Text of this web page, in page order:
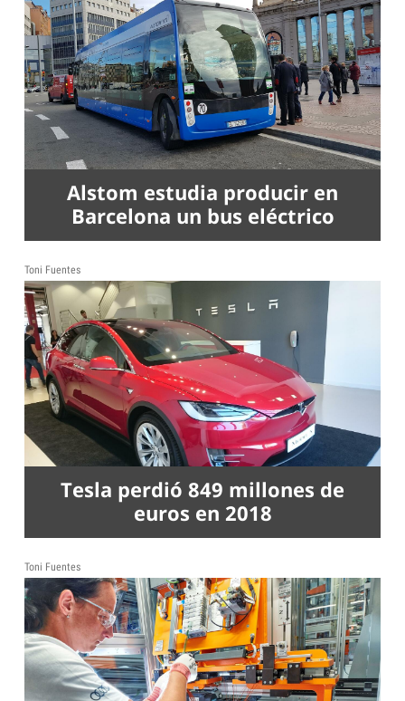
Alstom estudia producir en
Barcelona un bus eléctrico
Toni Fuentes
Tesla perdió 849 millones de
euros en 2018
Toni Fuentes